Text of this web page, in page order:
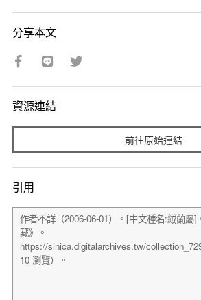
分享本文
資源連結
前往原始連結
引用